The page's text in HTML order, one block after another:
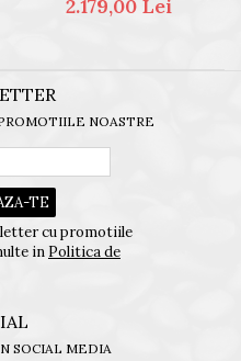
2.179,00 Lei
NOASTRE
cu promotiile
in Politica de
SOCIAL MEDIA